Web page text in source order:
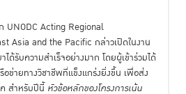
UNODC Acting Regional
Asia and the Pacific กล่าวเปิดในงาน
ได้รับความสำเร็จอย่างมาก โดยผู้เข้าร่วมได้
อข่ายทางวิชาชีพที่แข็งแกร่งยิ่งขึ้น เพื่อส่ง
สำหรับปีนี้ หัวข้อหลักของโครงการเน้น